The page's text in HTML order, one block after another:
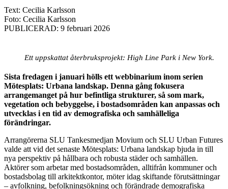
Text: Cecilia Karlsson
Foto: Cecilia Karlsson
PUBLICERAD: 9 februari 2026
Ett uppskattat återbruksprojekt: High Line Park i New York.
Sista fredagen i januari hölls ett webbinarium inom serien
Mötesplats: Urbana landskap. Denna gång fokusera
arrangemanget på hur befintliga strukturer, så som mark,
vegetation och bebyggelse, i bostadsområden kan anpassas och
utvecklas i en tid av demografiska och samhälleliga
förändringar.
Arrangörerna SLU Tankesmedjan Movium och SLU Urban Futures
valde att vid det senaste Mötesplats: Urbana landskap bjuda in till
nya perspektiv på hållbara och robusta städer och samhällen.
Aktörer som arbetar med bostadsområden, alltifrån kommuner och
bostadsbolag till arkitektkontor, möter idag skiftande förutsättningar
– avfolkning, befolkningsökning och förändrade demografiska